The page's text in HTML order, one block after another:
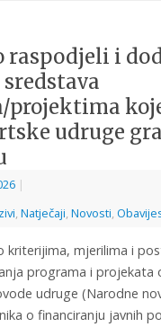
raspodjeli i
projektima
udruge
|
, Natječaji, Novosti,
kriterijima, mjerilima i
programa i projekata
udruge (Narodne
o financiranju javnih